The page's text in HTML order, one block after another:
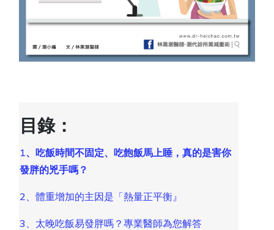
目錄：
1、吃飯時間不固定、吃飽飯馬上睡，真的是害你
發胖的兇手嗎？
2、體重增加的主因是「熱量正平衡』
3、太晚吃飯易發胖嗎？專業醫師為您解答